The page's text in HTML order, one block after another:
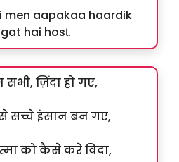
men aapakaa haardik
hai hosṭ.
सभी, ज़िंदा हो गए,
सच्चे इंसान बन गए,
को कैसे करे विदा,